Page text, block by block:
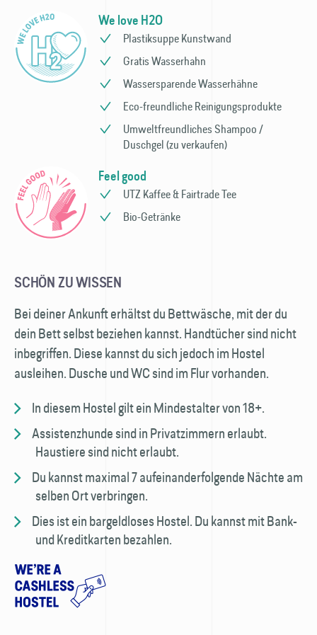
We love H2O
Plastiksuppe Kunstwand
Gratis Wasserhahn
Wassersparende Wasser­hähne
Eco-freundliche Reinigungs­produkte
Umweltfreundliches Shampoo /
Duschgel (zu verkaufen)
Feel good
UTZ Kaffee & Fairtrade Tee
Bio-Getränke
SCHÖN ZU WISSEN
Bei deiner Ankunft erhältst du Bettwäsche, mit der du
dein Bett selbst beziehen kannst. Hand­tücher sind nicht
inbegriffen. Diese kannst du sich jedoch im Hostel
ausleihen. Dusche und WC sind im Flur vorhanden.
In diesem Hostel gilt ein Mindest­alter von 18+.
Assistenzhunde sind in Privat­zimmern erlaubt.
Haustiere sind nicht erlaubt.
Du kannst maximal 7 aufeinander­folgende Nächte am
selben Ort verbringen.
Dies ist ein bargeldloses Hostel. Du kannst mit Bank-
und Kredit­karten bezahlen.